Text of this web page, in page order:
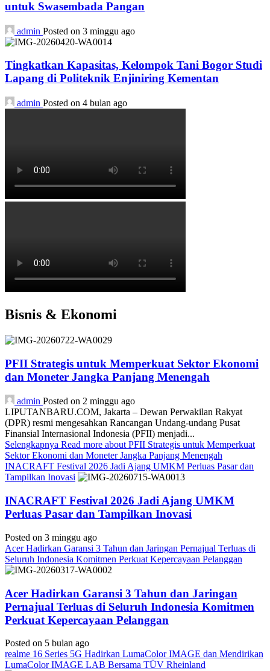
untuk Swasembada Pangan
admin Posted on 3 minggu ago
Tingkatkan Kapasitas, Kelompok Tani Bogor Studi
Lapang di Politeknik Enjiniring Kementan
admin Posted on 4 bulan ago
Bisnis & Ekonomi
PFII Strategis untuk Memperkuat Sektor Ekonomi
dan Moneter Jangka Panjang Menengah
admin Posted on 2 minggu ago
LIPUTANBARU.COM, Jakarta – Dewan Perwakilan Rakyat
(DPR) resmi mengesahkan Rancangan Undang-undang Pusat
Finansial Internasional Indonesia (PFII) menjadi...
Selengkapnya Read more about PFII Strategis untuk Memperkuat
Sektor Ekonomi dan Moneter Jangka Panjang Menengah
INACRAFT Festival 2026 Jadi Ajang UMKM Perluas Pasar dan
Tampilkan Inovasi
INACRAFT Festival 2026 Jadi Ajang UMKM
Perluas Pasar dan Tampilkan Inovasi
Posted on 3 minggu ago
Acer Hadirkan Garansi 3 Tahun dan Jaringan Pernajual Terluas di
Seluruh Indonesia Komitmen Perkuat Kepercayaan Pelanggan
Acer Hadirkan Garansi 3 Tahun dan Jaringan
Pernajual Terluas di Seluruh Indonesia Komitmen
Perkuat Kepercayaan Pelanggan
Posted on 5 bulan ago
realme 16 Series 5G Hadirkan LumaColor IMAGE dan Mendirikan
LumaColor IMAGE LAB Bersama TÜV Rheinland